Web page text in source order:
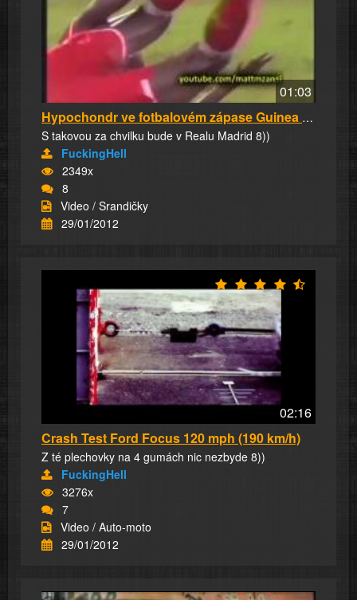
01:03
Hypochondr ve fotbalovém zápase Guinea vs. Se...
S takovou za chvilku bude v Realu Madrid 8))
FuckingHell
2349x
8
Video / Srandičky
29/01/2012
02:16
Crash Test Ford Focus 120 mph (190 km/h)
Z té plechovky na 4 gumách nic nezbyde 8))
FuckingHell
3276x
7
Video / Auto-moto
29/01/2012